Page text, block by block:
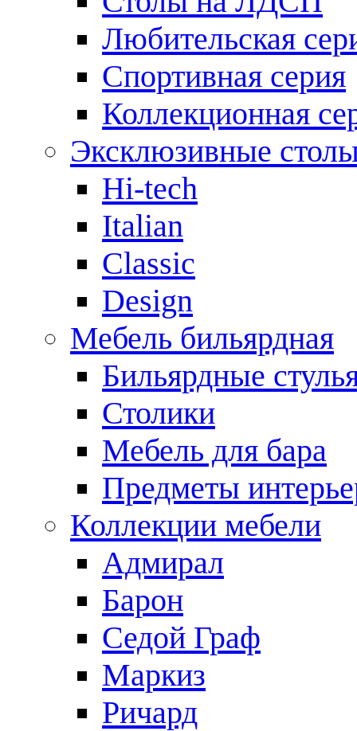
Любительская
Спортивная серия
Коллекционная
Эксклюзивные
Hi-tech
Italian
Сlassic
Design
Мебель бильярдная
Бильярдные
Столики
Мебель для бара
Предметы
Коллекции мебели
Адмирал
Барон
Седой Граф
Маркиз
Ричард